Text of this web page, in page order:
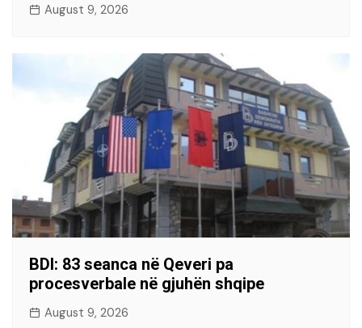
August 9, 2026
BDI: 83 seanca në Qeveri pa
procesverbale në gjuhën shqipe
August 9, 2026